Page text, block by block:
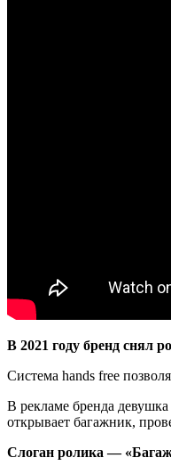
В 2021 году бренд снял
Система hands free
В рекламе бренда
открывает багажник,
Слоган ролика —